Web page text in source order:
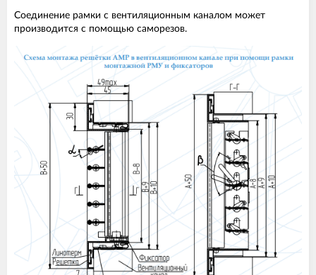
Соединение рамки с вентиляционным каналом может
производится с помощью саморезов.